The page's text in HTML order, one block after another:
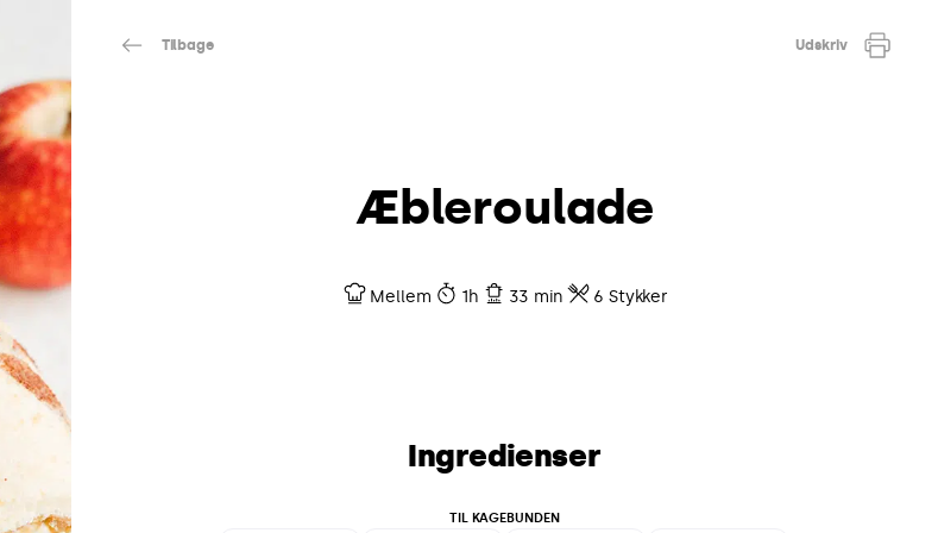
Tilbage Udskriv
Æbleroulade
Mellem 1h 33 min 6 Stykker
Ingredienser
TIL KAGEBUNDEN